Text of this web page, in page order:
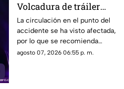
Volcadura de tráiler
colapsa este punto de la
carretera 57
La circulación en el punto del
accidente se ha visto afectada,
por lo que se recomienda
considerar tiempos de
agosto 07, 2026 06:55 p. m.